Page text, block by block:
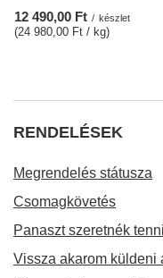
12 490,00 Ft / készlet
(24 980,00 Ft / kg)
RENDELÉSEK
Megrendelés státusza
Csomagkövetés
Panaszt szeretnék
Vissza akarom küldeni